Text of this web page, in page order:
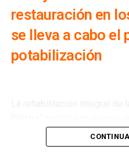
restauración en
se lleva a cabo el
potabilización
de los trabajos que realiza
de las principales fuentes